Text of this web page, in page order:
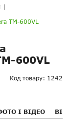
TM-600VL
600VL
Код товару: 1242
І ВІДЕО